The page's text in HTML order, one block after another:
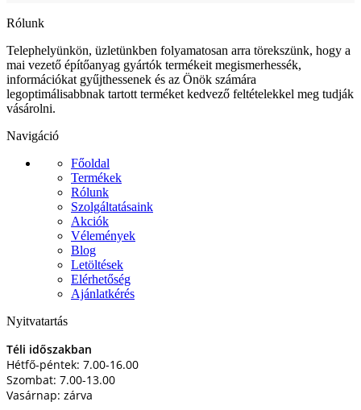
Rólunk
Telephelyünkön, üzletünkben folyamatosan arra törekszünk, hogy a
mai vezető építőanyag gyártók termékeit megismerhessék,
információkat gyűjthessenek és az Önök számára
legoptimálisabbnak tartott terméket kedvező feltételekkel meg tudják
vásárolni.
Navigáció
Főoldal
Termékek
Rólunk
Szolgáltatásaink
Akciók
Vélemények
Blog
Letöltések
Elérhetőség
Ajánlatkérés
Nyitvatartás
Téli időszakban
Hétfő-péntek: 7.00-16.00
Szombat: 7.00-13.00
Vasárnap: zárva